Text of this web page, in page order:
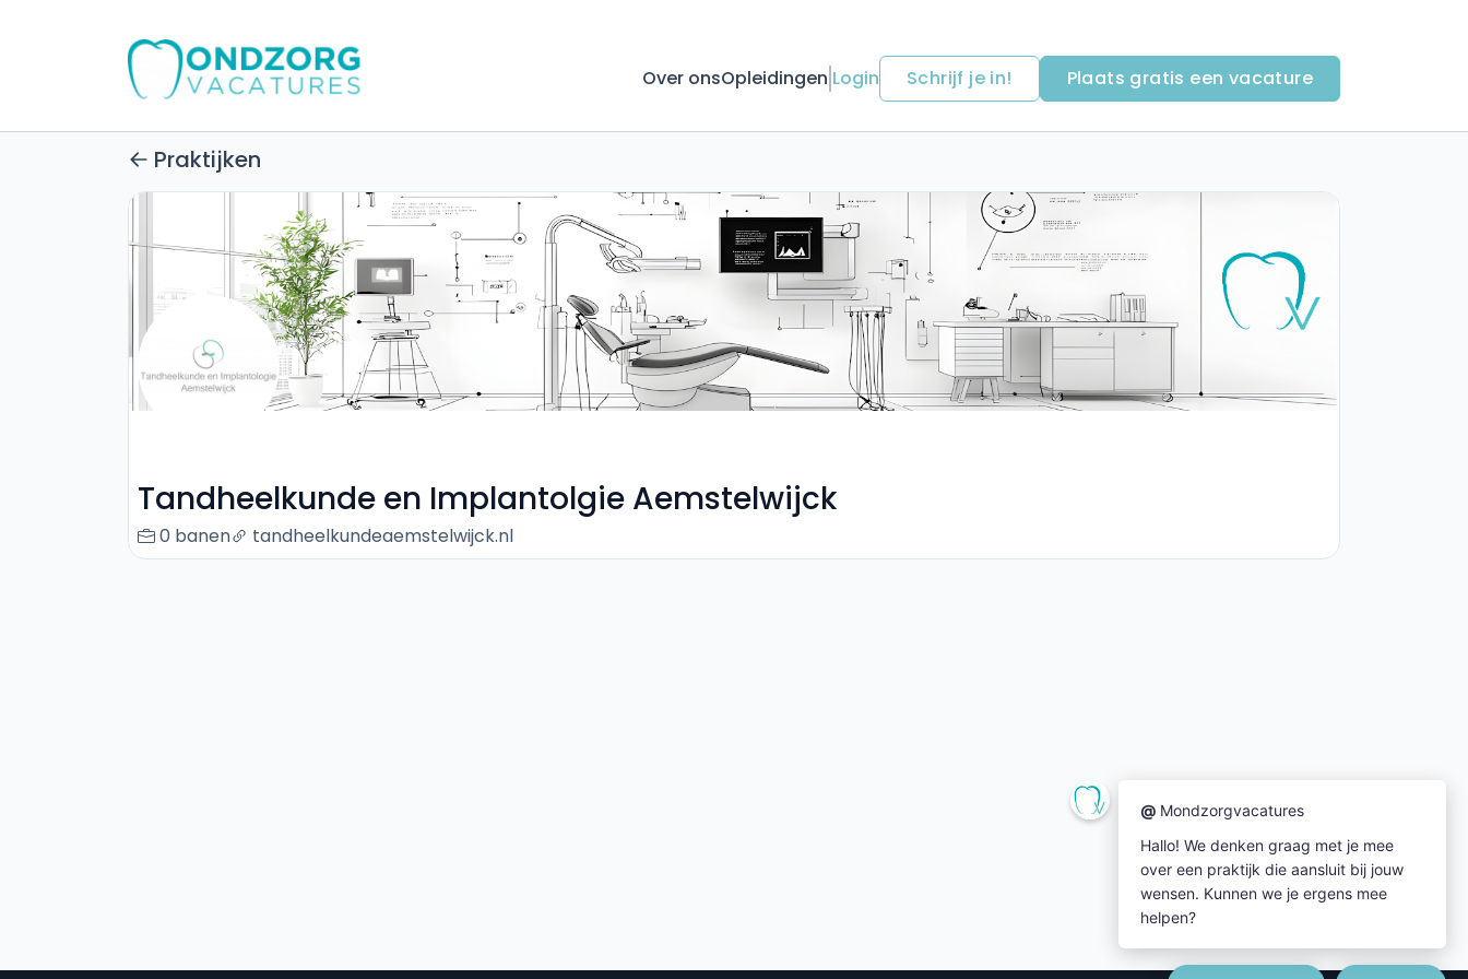
Over onsOpleidingen Login Schrijf je in! Plaats gratis een vacature
Praktijken
Tandheelkunde en Implantolgie Aemstelwijck
0 banen tandheelkundeaemstelwijck.nl